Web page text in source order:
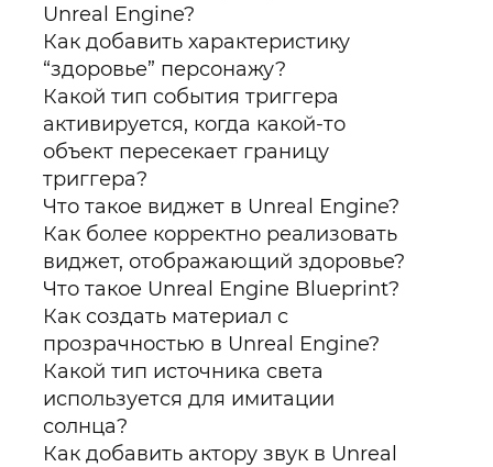
Unreal Engine?
Как добавить характеристику
“здоровье” персонажу?
Какой тип события триггера
активируется, когда какой-то
объект пересекает границу
триггера?
Что такое виджет в Unreal Engine?
Как более корректно реализовать
виджет, отображающий здоровье?
Что такое Unreal Engine Blueprint?
Как создать материал с
прозрачностью в Unreal Engine?
Какой тип источника света
используется для имитации
солнца?
Как добавить актору звук в Unreal